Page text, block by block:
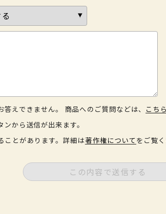
えできません。 商品へのご質問などは、 こち
から送信が出来ます。
とがあります。詳細は著作権について をご覧く
この内容で送信する